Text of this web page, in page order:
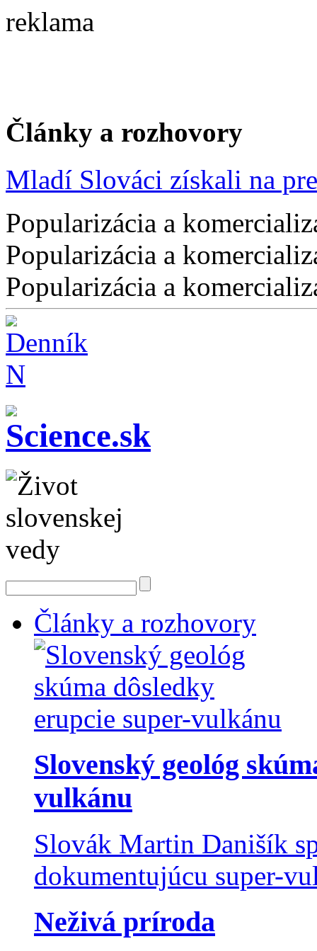
reklama
Články a rozhovory
Mladí Slováci získali na
Popularizácia a
Popularizácia a
Popularizácia a
Články a rozhovory
Slovenský geológ
vulkánu
Slovák Martin Danišík
dokumentujúcu super-
Neživá príroda